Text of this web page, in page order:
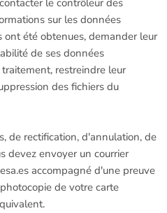
le contrôleur des
sur les données
été obtenues, demander leur
de ses données
restreindre leur
des fichiers du
de rectification, d'annulation, de
devez envoyer un courrier
accompagné d'une preuve
de votre carte